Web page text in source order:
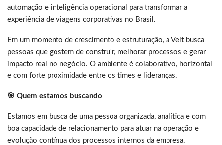
automação e inteligência operacional para transformar a
experiência de viagens corporativas no Brasil.
Em um momento de crescimento e estruturação, a Velt busca
pessoas que gostem de construir, melhorar processos e gerar
impacto real no negócio. O ambiente é colaborativo, horizontal
e com forte proximidade entre os times e lideranças.
🎯 Quem estamos buscando
Estamos em busca de uma pessoa organizada, analítica e com
boa capacidade de relacionamento para atuar na operação e
evolução contínua dos processos internos da empresa.